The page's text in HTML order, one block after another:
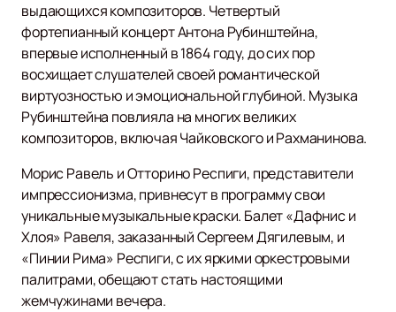
выдающихся композиторов. Четвертый
фортепианный концерт Антона Рубинштейна,
впервые исполненный в 1864 году, до сих пор
восхищает слушателей своей романтической
виртуозностью и эмоциональной глубиной. Музыка
Рубинштейна повлияла на многих великих
композиторов, включая Чайковского и Рахманинова.
Морис Равель и Отторино Респиги, представители
импрессионизма, привнесут в программу свои
уникальные музыкальные краски. Балет «Дафнис и
Хлоя» Равеля, заказанный Сергеем Дягилевым, и
«Пинии Рима» Респиги, с их яркими оркестровыми
палитрами, обещают стать настоящими
жемчужинами вечера.